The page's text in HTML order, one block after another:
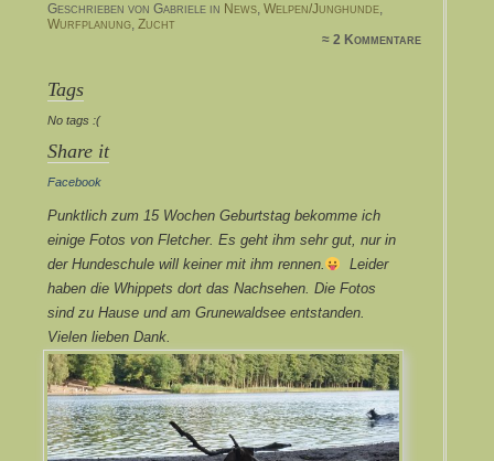
Geschrieben von Gabriele in News, Welpen/Junghunde,
Wurfplanung, Zucht
≈ 2 Kommentare
Tags
No tags :(
Share it
Facebook
Punktlich zum 15 Wochen Geburtstag bekomme ich
einige Fotos von Fletcher. Es geht ihm sehr gut, nur in
der Hundeschule will keiner mit ihm rennen.
Leider
haben die Whippets dort das Nachsehen. Die Fotos
sind zu Hause und am Grunewaldsee entstanden.
Vielen lieben Dank.